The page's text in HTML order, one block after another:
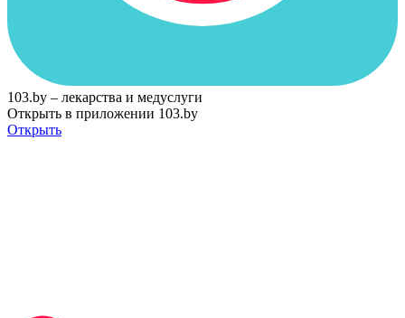
103.by – лекарства и медуслуги
Открыть в приложении 103.by
Открыть